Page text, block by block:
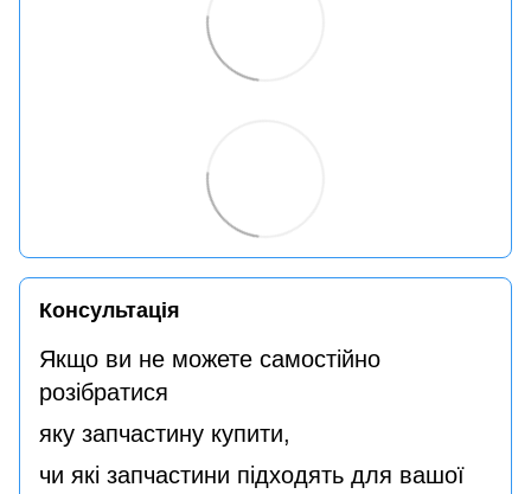
Консультація
Якщо ви не можете самостійно
розібратися
яку запчастину купити,
чи які запчастини підходять для вашої